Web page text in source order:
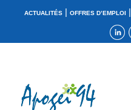
ACTUALITÉS| OFFRES D’EMPLOI|